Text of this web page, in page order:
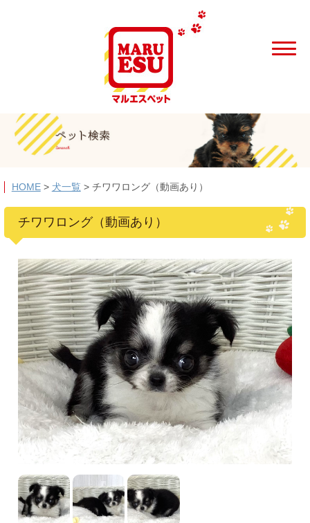
HOME> 犬一覧 > チワワロング（動画あり）
チワワロング（動画あり）